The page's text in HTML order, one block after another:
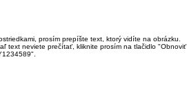
prosím prepíšte text, ktorý vidíte na obrázku.
text neviete prečítať, kliknite prosím na tlačidlo "Obnoviť